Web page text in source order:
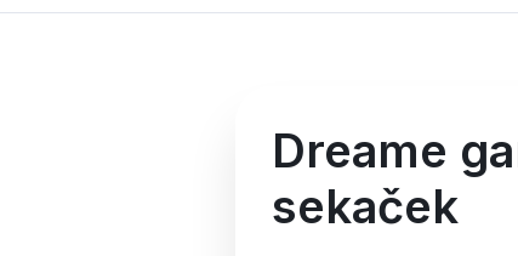
Dreame
sekaček